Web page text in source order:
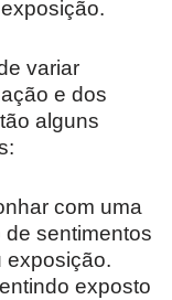
variar
e dos
alguns
com uma
sentimentos
exposição.
exposto